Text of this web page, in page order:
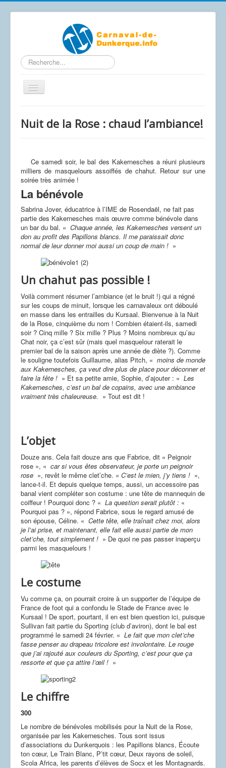
Rechercher
Basculer
la
Accueil
Calendrier Carnaval 2026
Le carnaval de A à Z
Photos / Vidéos
Les affiches
Dessins
Nuit de la Rose : chaud l’ambiance!
Ce samedi soir, le bal des Kakernesches a réuni plusieurs
milliers de masquelours assoiffés de chahut. Retour sur une
soirée très animée !
La bénévole
Sabrina Jover, éducatrice à l’IME de Rosendaël, ne fait pas
partie des Kakernesches mais œuvre comme bénévole dans
un bar du bal. « Chaque année, les Kakernesches versent un
don au profit des Papillons blancs. Il me paraissait donc
normal de leur donner moi aussi un coup de main ! »
Un chahut pas possible !
Voilà comment résumer l’ambiance (et le bruit !) qui a régné
sur les coups de minuit, lorsque les carnavaleux ont déboulé
en masse dans les entrailles du Kursaal. Bienvenue à la Nuit
de la Rose, cinquième du nom ! Combien étaient-ils, samedi
soir ? Cinq mille ? Six mille ? Plus ? Moins nombreux qu’au
Chat noir, ça c’est sûr (mais quel masquelour raterait le
premier bal de la saison après une année de diète ?). Comme
le souligne toutefois Guillaume, alias Pitch, « moins de monde
aux Kakernesches, ça veut dire plus de place pour déconner et
faire la fête ! » Et sa petite amie, Sophie, d’ajouter : « Les
Kakernesches, c’est un bal de copains, avec une ambiance
vraiment très chaleureuse. » Tout est dit !
L’objet
Douze ans. Cela fait douze ans que Fabrice, dit « Peignoir
rose », « car si vous êtes observateur, je porte un peignoir
rose », revêt le même clet’che. « C’est le mien, j’y tiens ! »,
lance-t-il. Et depuis quelque temps, aussi, un accessoire pas
banal vient compléter son costume : une tête de mannequin de
coiffeur ! Pourquoi donc ? « La question serait plutôt : «
Pourquoi pas ? », répond Fabrice, sous le regard amusé de
son épouse, Céline. « Cette tête, elle traînait chez moi, alors
je l’ai prise, et maintenant, elle fait elle aussi partie de mon
clet’che, tout simplement ! » De quoi ne pas passer inaperçu
parmi les masquelours !
Le costume
Vu comme ça, on pourrait croire à un supporter de l’équipe de
France de foot qui a confondu le Stade de France avec le
Kursaal ! De sport, pourtant, il en est bien question ici, puisque
Sullivan fait partie du Sporting (club d’aviron), dont le bal est
programmé le samedi 24 février. « Le fait que mon clet’che
fasse penser au drapeau tricolore est involontaire. Le rouge
que j’ai rajouté aux couleurs du Sporting, c’est pour que ça
ressorte et que ça attire l’œil ! »
Le chiffre
300
Le nombre de bénévoles mobilisés pour la Nuit de la Rose,
organisée par les Kakernesches. Tous sont issus
d’associations du Dunkerquois : les Papillons blancs, Écoute
ton cœur, Le Train Blanc, P’tit cœur, Deux rayons de soleil,
Scola Africa, les parents d’élèves de Socx et les Montagnards.